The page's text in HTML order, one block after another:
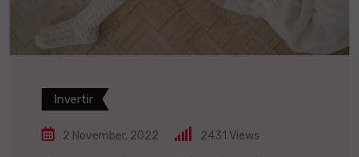
Invertir
2 November, 2022 2431 Views